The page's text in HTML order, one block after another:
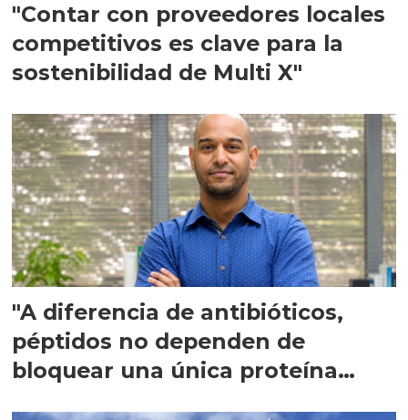
"Contar con proveedores locales
competitivos es clave para la
sostenibilidad de Multi X"
"A diferencia de antibióticos,
péptidos no dependen de
bloquear una única proteína